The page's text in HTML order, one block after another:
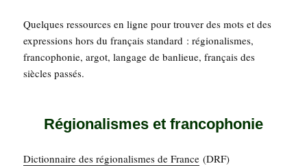
Quelques res­sources en ligne pour trou­ver des mots et des
expres­sions hors du fran­çais stan­dard : régio­na­lismes,
fran­co­pho­nie, argot, lan­gage de ban­lieue, fran­çais des
siècles passés.
Régionalismes et francophonie
Dic­tion­naire des régio­na­lismes de France (DRF)